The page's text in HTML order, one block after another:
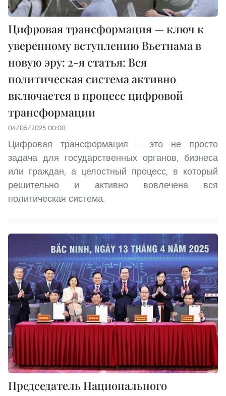
Цифровая трансформация — ключ к
уверенному вступлению Вьетнама в
новую эру: 2-я статья: Вся
политическая система активно
включается в процесс цифровой
трансформации
04/05/2025 00:00
Цифровая трансформация — это не просто
задача для государственных органов, бизнеса
или граждан, а целостный процесс, в который
решительно и активно вовлечена вся
политическая система.
Председатель Национального